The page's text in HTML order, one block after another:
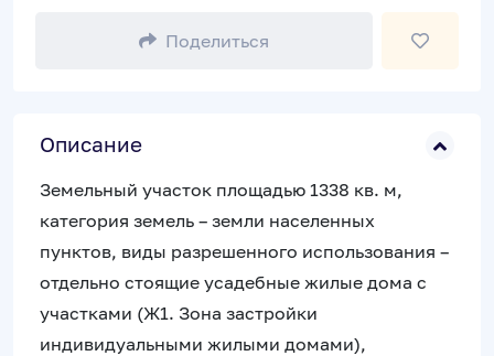
Поделиться
Описание
Земельный участок площадью 1338 кв. м,
категория земель – земли населенных
пунктов, виды разрешенного использования –
отдельно стоящие усадебные жилые дома с
участками (Ж1. Зона застройки
индивидуальными жилыми домами),